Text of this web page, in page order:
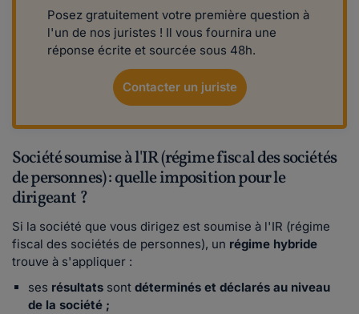
Posez gratuitement votre première question à
l'un de nos juristes ! Il vous fournira une
réponse écrite et sourcée sous 48h.
Contacter un juriste
Société soumise à l'IR (régime fiscal des sociétés
de personnes) : quelle imposition pour le
dirigeant ?
Si la société que vous dirigez est soumise à l'IR (régime
fiscal des sociétés de personnes), un régime hybride
trouve à s'appliquer :
ses résultats sont déterminés et déclarés au niveau
de la société ;